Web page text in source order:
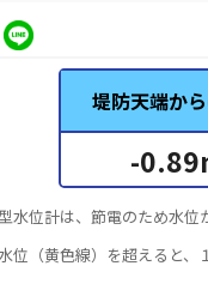
堤防天端か
-0.89
水位計は、節電のため水位
位（黄色線）を超えると